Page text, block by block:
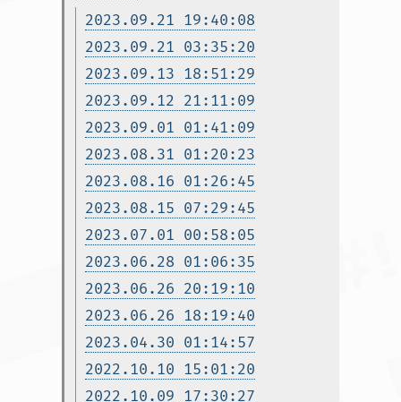
2023.09.21 19:40:08
2023.09.21 03:35:20
2023.09.13 18:51:29
2023.09.12 21:11:09
2023.09.01 01:41:09
2023.08.31 01:20:23
2023.08.16 01:26:45
2023.08.15 07:29:45
2023.07.01 00:58:05
2023.06.28 01:06:35
2023.06.26 20:19:10
2023.06.26 18:19:40
2023.04.30 01:14:57
2022.10.10 15:01:20
2022.10.09 17:30:27